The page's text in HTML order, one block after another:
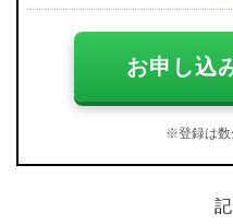
お申し込
※登録は数